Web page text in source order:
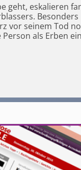
geht, eskalieren
vor seinem Tod
als Erben